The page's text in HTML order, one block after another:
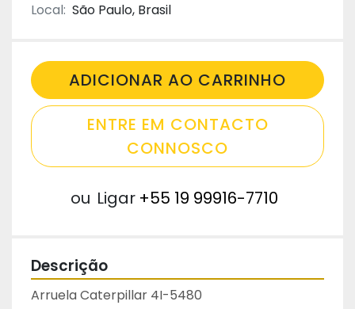
Local: São Paulo, Brasil
ADICIONAR AO CARRINHO
ENTRE EM CONTACTO
CONNOSCO
ou Ligar +55 19 99916-7710
Descrição
Arruela Caterpillar 4I-5480